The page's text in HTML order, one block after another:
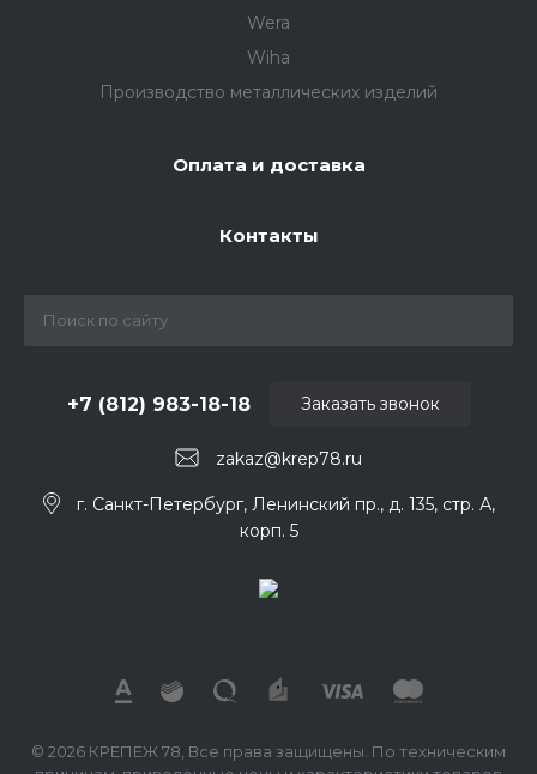
Wera
Wiha
Производство металлических изделий
Оплата и доставка
Контакты
zakaz@krep78.ru
+7 (812) 983-18-18
г. Санкт-Петербург, Ленинский пр., д. 135, стр. А,
корп. 5
Заказать звонок
© 2026 КРЕПЕЖ 78, Все права защищены. По техническим